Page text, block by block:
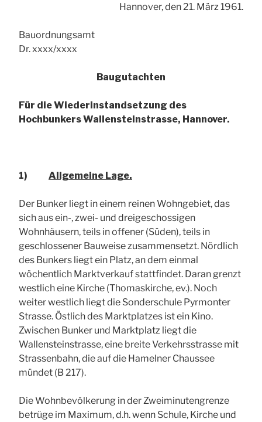
Hannover, den 21. März 1961.
Bauordnungsamt
Dr. xxxx/xxxx
Baugutachten
Für die Wiederinstandsetzung des
Hochbunkers Wallensteinstrasse, Hannover.
1) Allgemeine Lage.
Der Bunker liegt in einem reinen Wohngebiet, das
sich aus ein-, zwei- und dreigeschossigen
Wohnhäusern, teils in offener (Süden), teils in
geschlossener Bauweise zusammensetzt. Nördlich
des Bunkers liegt ein Platz, an dem einmal
wöchentlich Marktverkauf stattfindet. Daran grenzt
westlich eine Kirche (Thomaskirche, ev.). Noch
weiter westlich liegt die Sonderschule Pyrmonter
Strasse. Östlich des Marktplatzes ist ein Kino.
Zwischen Bunker und Marktplatz liegt die
Wallensteinstrasse, eine breite Verkehrsstrasse mit
Strassenbahn, die auf die Hamelner Chaussee
mündet (B 217).
Die Wohnbevölkerung in der Zweiminutengrenze
betrüge im Maximum, d.h. wenn Schule, Kirche und